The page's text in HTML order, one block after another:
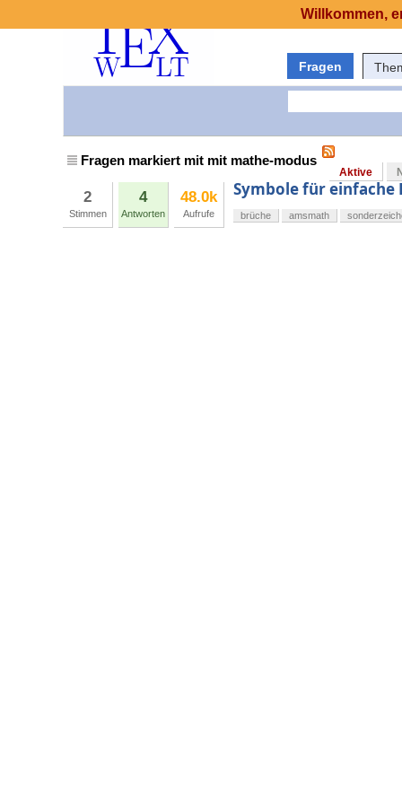
Fragen
Fragen markiert mit mit mathe-modus
Aktive
2
Stimmen
4
Antworten
48.0k
Aufrufe
Symbole für einfache
brüche amsmath
Willkommen,